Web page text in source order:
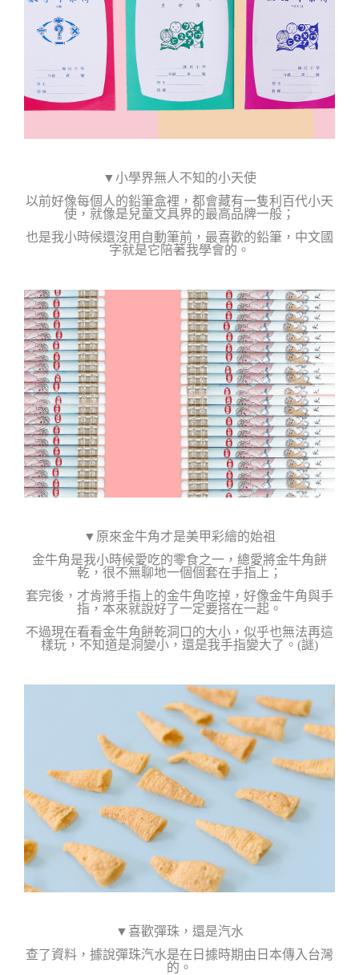
▼小學界無人不知的小天使
以前好像每個人的鉛筆盒裡，都會藏有一隻利百代小天
使，就像是兒童文具界的最高品牌一般；
也是我小時候還沒用自動筆前，最喜歡的鉛筆，中文國
字就是它陪著我學會的。
▼ 原來金牛角才是美甲彩繪的始祖
金牛角是我小時候愛吃的零食之一，總愛將金牛角餅
乾，很不無聊地一個個套在手指上；
套完後，才肯將手指上的金牛角吃掉， 好像金牛角與手
指，本來就說好了一定要搭在一起。
不過現在看看金牛角餅乾洞口的大小，似乎也無法再這
樣玩，不知道是洞變小，還是我手指變大了。(謎)
▼喜歡彈珠，還是汽水
查了資料，據說彈珠汽水是在日據時期由日本傳入台灣
的。